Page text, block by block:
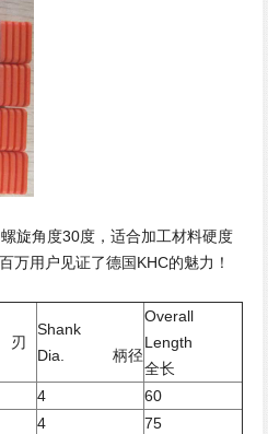
旋角度30度，适合加工材料硬度
万用户见证了德国KHC的魅力！
刃
Shank
Dia. 柄径
Overall
Length
全长
4
60
4
75